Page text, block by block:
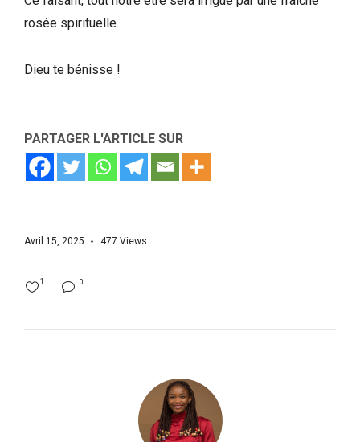
rosée spirituelle.
Dieu te bénisse !
PARTAGER L'ARTICLE SUR
Avril 15, 2025 477 Views
0
1